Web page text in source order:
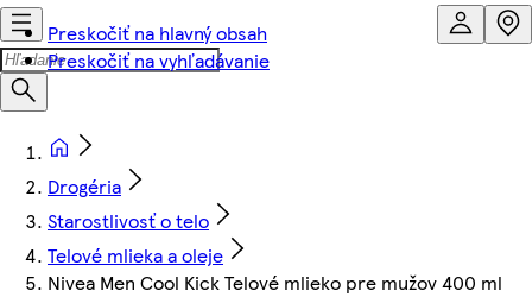
Preskočiť na hlavný obsah
Preskočiť na vyhľadávanie
Drogéria
Starostlivosť o telo
Telové mlieka a oleje
Nivea Men Cool Kick Telové mlieko pre mužov 400 ml